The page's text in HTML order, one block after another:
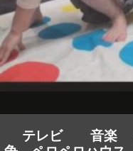
テレビ 音楽